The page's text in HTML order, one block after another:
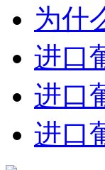
为什
进口
进口
进口